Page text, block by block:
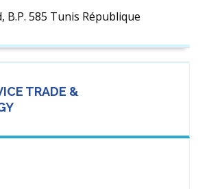
B.P. 585 Tunis République
TRADE &